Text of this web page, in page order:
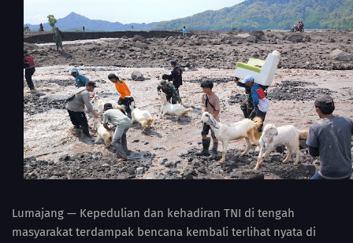
Lumajang — Kepedulian dan kehadiran TNI di tengah
masyarakat terdampak bencana kembali terlihat nyata di